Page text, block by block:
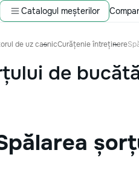
Catalogul meșterilor
de uz casnicCurățenie întreținere
de